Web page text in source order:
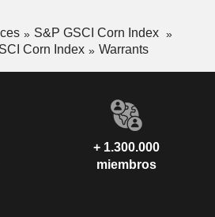
S&P GSCI Corn Index
Corn Index
Warrants
+ 1.300.000
miembros